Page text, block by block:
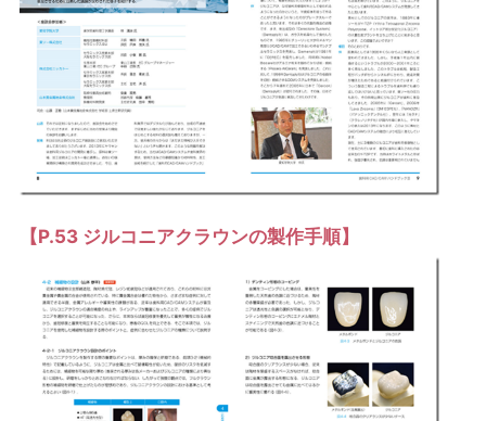
【P.53 ジルコニアクラウンの製作手順】